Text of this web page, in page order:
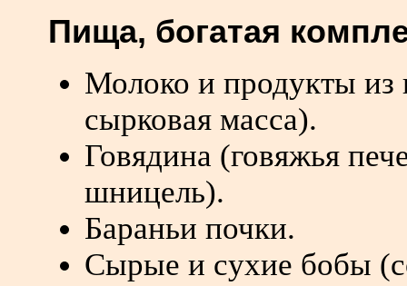
Пища, богатая
Молоко и продукты из
сырковая масса).
Говядина (говяжья
шницель).
Бараньи почки.
Сырые и сухие бобы